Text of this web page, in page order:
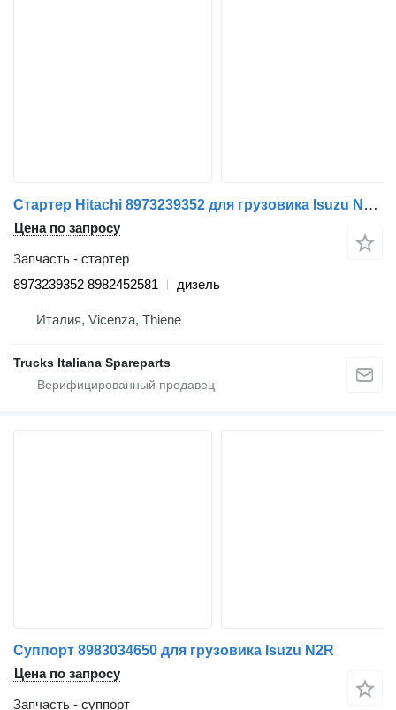
Стартер Hitachi 8973239352 для грузовика Isuzu NQR
Цена по запросу
Запчасть - стартер
8973239352 8982452581
дизель
Италия, Vicenza, Thiene
Trucks Italiana Spareparts
Суппорт 8983034650 для грузовика Isuzu N2R
Цена по запросу
Запчасть - суппорт